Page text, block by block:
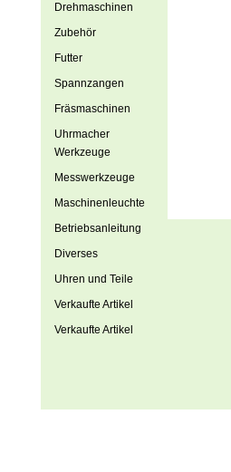
Drehmaschinen
Zubehör
Futter
Spannzangen
Fräsmaschinen
Uhrmacher
Werkzeuge
Messwerkzeuge
Maschinenleuchte
Betriebsanleitung
Diverses
Uhren und Teile
Verkaufte Artikel
Verkaufte Artikel